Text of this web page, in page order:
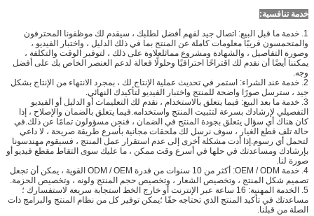
خدمة تنافسية:
1. خدمة ما قبل البيع: اتصال جيد لفهم أفضل لطلبك ، سيقدم لك موظفونا المحترفون
والمتحمسون قريبًا معلومات كاملة عن المنتج بما في ذلك الدليل ، واختبار الفيديو ،
وصورة التفاصيل ، والشهادة ومشروع مماثلعلاوة على ذلك ، لتوفير الوقت والتكلفة ،
يمكننا أيضًا أن نقدم لك اقتراحًا احترافيًا وحلولًا فعالة لدعم العنصر الخاص بك على أفضل
وجه.
2. خدمة عند الشراء: استمر في تحديث عملية الإنتاج لك ، بمجرد الانتهاء من الإنتاج بشكل
جيد ، سترسل صورًا واضحة للمنتج واختبار الفيديو لتأكيدك النهائي.
3. خدمة ما بعد البيع: فيما يتعلق بالاستخدام ، نقدم لك التعليمات أو الدليل أو الفيديو
التفصيلي لإرشادك بسرعة لتثبيت المنتج واستخدامه.فيما يتعلق بالضمان والإصلاح ، إذا
كان هناك أي سؤال يتعلق بجودة المنتج في الضمان ، فنحن مسؤولون تمامًا عن ذلك.في
حالة تلف قطع الغيار ، سوف نرسل لك ملحقات مجانية بأسرع طريقة صريحة ، لا داعي
لتحمل أي رسوم.إذا أدت مشكلة أخرى إلى عدم استقرار عمل المنتج ، فسيقوم مهندسونا
بإرشادك ومساعدتك في حلها في أسرع وقت ممكن ، ما عليك سوى التقاط مقطع فيديو أو
صورة لنا.
4. خدمة OEM / ODM: أكثر من 10 سنوات من قدرة ODM / OEM القوية ، يمكن أن تجعل
تصميم شكل المنتج ، وتخصيص الشعار ، وتخصيص حجم المنتج ولونه ، وتخصيص الحزمة.
5. الخدمة المهنية: 16 ساعة عبر الإنترنت أو خارج الخط استجابة سريعة لاستفسارك ؛
مساعدتك في تأكيد المنتج الذي تحتاجه حقًا ؛يمكن توفير كل من نظام المنتج والبرامج ذات
الصلة من قبلنا.